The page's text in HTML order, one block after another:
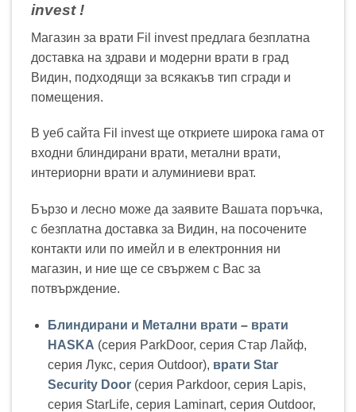
invest !
Магазин за врати Fil invest предлага безплатна
доставка на здрави и модерни врати в град
Видин, подходящи за всякакъв тип сгради и
помещения.
В уеб сайта Fil invest ще откриете широка гама от
входни блиндирани врати, метални врати,
интериорни врати и алуминиеви врат.
Бързо и лесно може да заявите Вашата поръчка,
с безплатна доставка за Видин, на посочените
контакти или по имейл и в електронния ни
магазин, и ние ще се свържем с Вас за
потвърждение.
Блиндирани и Метални врати – врати
HASKA (серия ParkDoor, серия Стар Лайф,
серия Лукс, серия Outdoor), врати Star
Security Door (серия Parkdoor, серия Lapis,
серия StarLife, серия Laminart, серия Outdoor,